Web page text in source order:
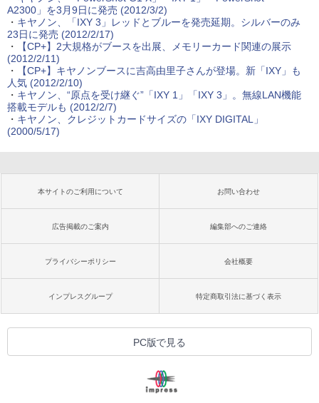
A2300」を3月9日に発売 (2012/3/2)
・ キヤノン、「IXY 3」レッドとブルーを発売延期。シルバーのみ
23日に発売 (2012/2/17)
・
【CP+】2大規格がブースを出展、メモリーカード関連の展示
(2012/2/11)
・
【CP+】キヤノンブースに吉高由里子さんが登場。新「IXY」も
人気 (2012/2/10)
・ キヤノン、“原点を受け継ぐ”「IXY 1」「IXY 3」。無線LAN機能
搭載モデルも (2012/2/7)
・ キヤノン、クレジットカードサイズの「IXY DIGITAL」
(2000/5/17)
本サイトのご利用について お問い合わせ
広告掲載のご案内 編集部へのご連絡
プライバシーポリシー 会社概要
インプレスグループ 特定商取引法に基づく表示
PC版で見る